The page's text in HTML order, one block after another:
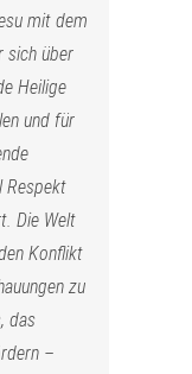
mit dem
sich über
Heilige
und für
Respekt
Die Welt
Konflikt
zu
das
–